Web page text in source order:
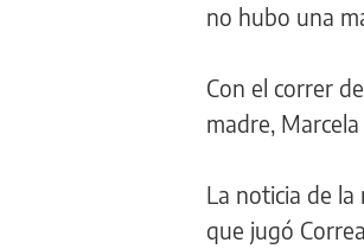
no hubo una
Con el correr
madre,
La noticia de
que jugó